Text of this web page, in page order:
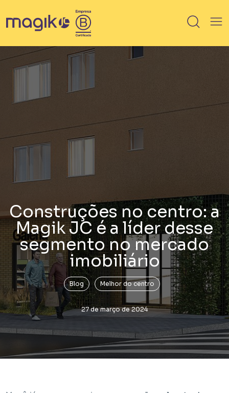
Construções no centro: a
Magik JC é a líder desse
segmento no mercado
imobiliário
Blog Melhor do centro
27 de março de 2024
IMÓVEIS
Breve lançamento
Pronto
Saiba mais sobre HIS / HMP
Lançamento
Bem Viver Praça Fortunato